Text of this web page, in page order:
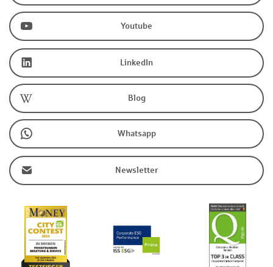
Youtube
LinkedIn
Blog
Whatsapp
Newsletter